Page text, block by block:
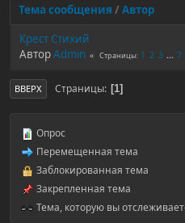
Тема сообщения / Автор
Крест Стихий
АвторAdmin Страницы 1 2 3 ... 7
ВВЕРХ Страницы 1
Опрос
Перемещенная тема
Заблокированная тема
Закрепленная тема
Тема, которую вы